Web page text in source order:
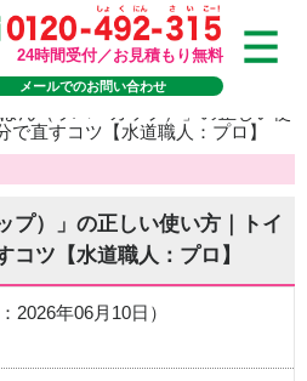
24時間受付／お見積もり無料
メールでのお問い合わせ
直すコツ【水道職人：プロ】
プ）」の正しい使い方｜トイ
コツ【水道職人：プロ】
2026年06月10日）